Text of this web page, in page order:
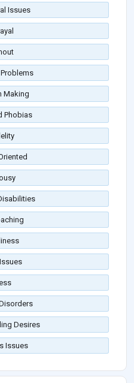
Issues
Making
Phobias
Desires
Issues